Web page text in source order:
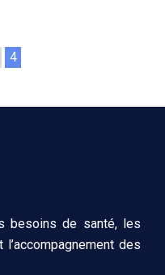
4
besoins de santé, les
des